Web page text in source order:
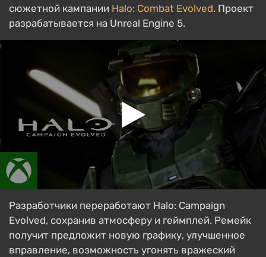
сюжетной кампании Halo: Combat Evolved. Проект
разрабатывается на Unreal Engine 5.
Разработчики переработают Halo: Campaign
Evolved, сохранив атмосферу и геймплей. Ремейк
получит предложит новую графику, улучшенное
вправление, возможность угонять вражеский